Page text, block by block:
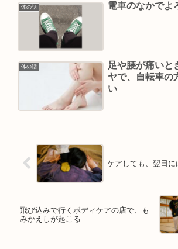
体の話 電車のなかでよ
体の話
足や腰が痛いと
ヤで、自転車の
い
ケアしても、翌日に
飛び込みで行くボディケアの店で、も
みかえしが起こる